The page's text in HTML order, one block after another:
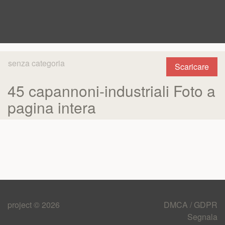
Scaricare
senza categoria
45 capannoni-industriali Foto a
pagina intera
project © 2026
DMCA / GDPR
Segnala